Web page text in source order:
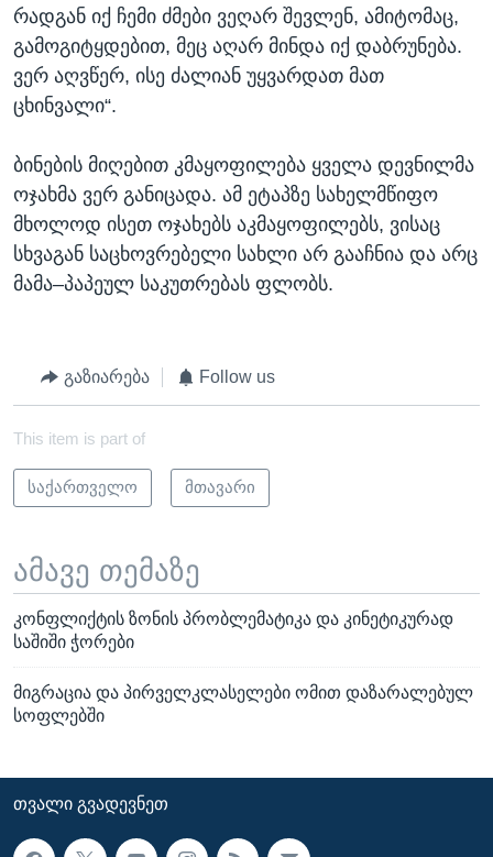
რადგან იქ ჩემი ძმები ვეღარ შევლენ, ამიტომაც,
გამოგიტყდებით, მეც აღარ მინდა იქ დაბრუნება.
ვერ აღვწერ, ისე ძალიან უყვარდათ მათ
ცხინვალი“.
ბინების მიღებით კმაყოფილება ყველა დევნილმა
ოჯახმა ვერ განიცადა. ამ ეტაპზე სახელმწიფო
მხოლოდ ისეთ ოჯახებს აკმაყოფილებს, ვისაც
სხვაგან საცხოვრებელი სახლი არ გააჩნია და არც
მამა–პაპეულ საკუთრებას ფლობს.
გაზიარება Follow us
This item is part of
საქართველო მთავარი
ამავე თემაზე
კონფლიქტის ზონის პრობლემატიკა და კინეტიკურად
საშიში ჭორები
მიგრაცია და პირველკლასელები ომით დაზარალებულ
სოფლებში
ᲗᲕᲐᲚᲘ ᲒᲕᲐᲓᲔᲕᲜᲔᲗ